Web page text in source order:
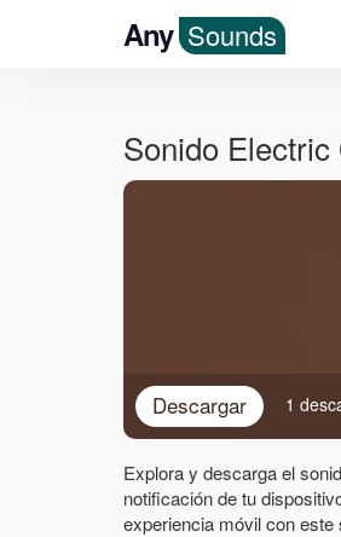
Any Sounds
Sonido Electric
Descargar 1
Explora y descarga el
notificación de tu
experiencia móvil con este